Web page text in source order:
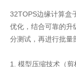
32TOPS边缘计算盒
优化，结合可靠的升
分测试，再进行批量
1. 模型压缩技术（